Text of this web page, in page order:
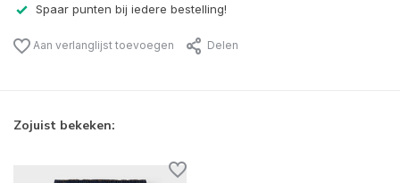
Spaar punten bij iedere bestelling!
Aan verlanglijst toevoegen Delen
Zojuist bekeken: